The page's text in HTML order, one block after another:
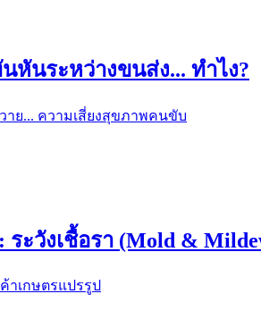
นระหว่างขนส่ง... ทำไง?
าย... ความเสี่ยงสุขภาพคนขับ
ะวังเชื้อรา (Mold &
าเกษตรแปรรูป